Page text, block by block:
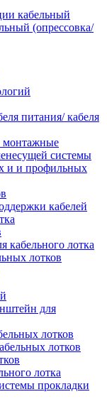
кабельный
(опрессовка/
питания/ кабеля
монтажные
системы
и и профильных
кабелей
кабельного лотка
лотков
для
лотков
лотков
лотка
прокладки